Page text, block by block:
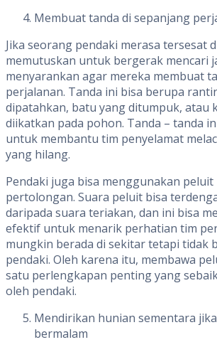
Membuat tanda di sepanjang
Jika seorang pendaki merasa tersesat
memutuskan untuk bergerak mencari
menyarankan agar mereka membuat
perjalanan. Tanda ini bisa berupa
dipatahkan, batu yang ditumpuk, atau
diikatkan pada pohon. Tanda – tanda
untuk membantu tim penyelamat
yang hilang.
Pendaki juga bisa menggunakan
pertolongan. Suara peluit bisa
daripada suara teriakan, dan ini bisa
efektif untuk menarik perhatian tim
mungkin berada di sekitar tetapi tidak
pendaki. Oleh karena itu, membawa
satu perlengkapan penting yang
oleh pendaki.
Mendirikan hunian sementara
bermalam